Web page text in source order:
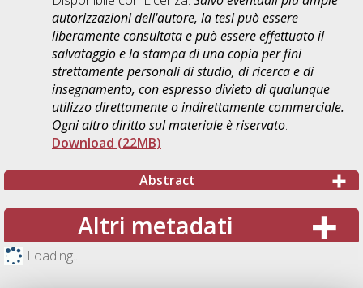
autorizzazioni dell'autore, la tesi può essere
liberamente consultata e può essere effettuato il
salvataggio e la stampa di una copia per fini
strettamente personali di studio, di ricerca e di
insegnamento, con espresso divieto di qualunque
utilizzo direttamente o indirettamente commerciale.
Ogni altro diritto sul materiale è riservato.
Download (22MB)
Abstract
Altri metadati
Loading...